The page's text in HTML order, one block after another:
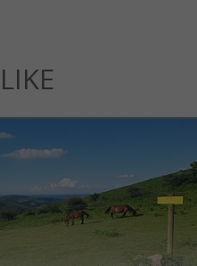
LIKE